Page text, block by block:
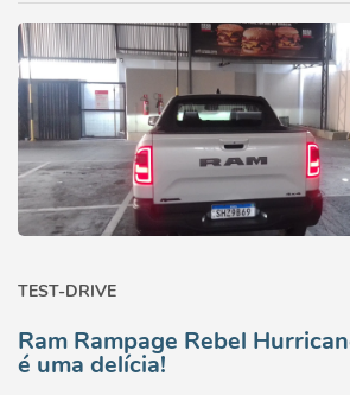
TEST-DRIVE
Ram Rampage Rebel
é uma delícia!